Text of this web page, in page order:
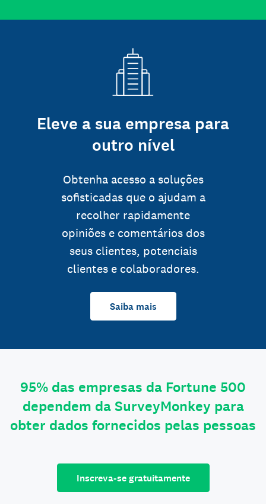
Eleve a sua empresa para
outro nível
Obtenha acesso a soluções
sofisticadas que o ajudam a
recolher rapidamente
opiniões e comentários dos
seus clientes, potenciais
clientes e colaboradores.
Saiba mais
95% das empresas da Fortune 500
dependem da SurveyMonkey para
obter dados fornecidos pelas pessoas
Inscreva-se gratuitamente